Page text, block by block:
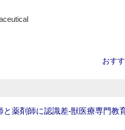
おす
と薬剤師に認識差‐獣医療専門教